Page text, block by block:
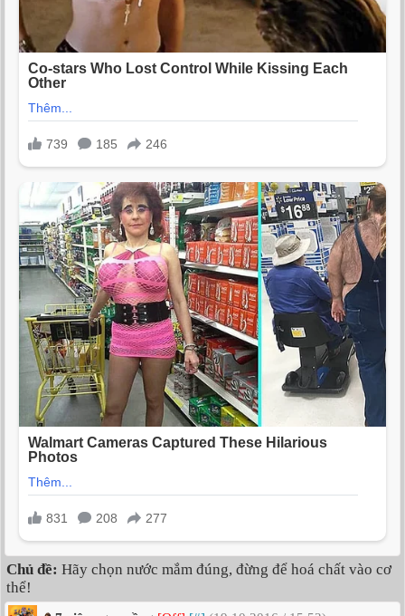
Chủ đề: Hãy chọn nước mắm đúng, đừng để hoá chất vào cơ
thể!